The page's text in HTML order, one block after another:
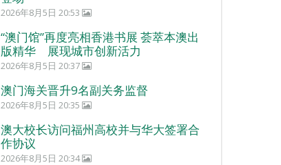
2026年8月5日 20:53
“澳门馆”再度亮相香港书展 荟萃本澳出
版精华 展现城市创新活力
2026年8月5日 20:37
澳门海关晋升9名副关务监督
2026年8月5日 20:35
澳大校长访问福州高校并与华大签署合
作协议
2026年8月5日 20:34